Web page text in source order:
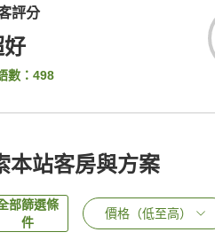
評分
好
數： 498
本站客房與方案
部篩選條
件
價格（低至高）